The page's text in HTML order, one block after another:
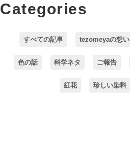
Categories
すべての記事 tezomeyaの想い
色の話 科学ネタ ご報告
紅花 珍しい染料